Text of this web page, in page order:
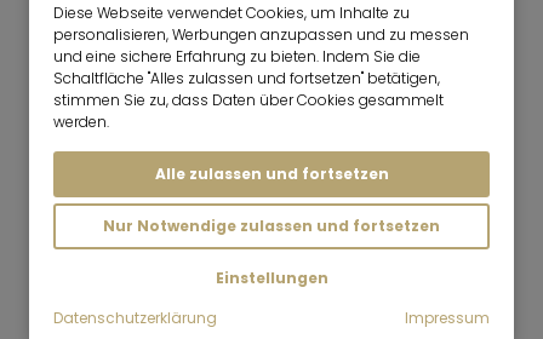
Giulia Fabiani
Consultant | Vermietung
Noch nicht die richtige Wohnung dabei
Unser Vermietungsteam freut sich Ihnen bei
Diese Webseite verwendet Cookies, um Inhalte zu
personalisieren, Werbungen anzupassen und zu messen
und eine sichere Erfahrung zu bieten. Indem Sie die
Schaltfläche "Alles zulassen und fortsetzen" betätigen,
stimmen Sie zu, dass Daten über Cookies gesammelt
werden.
Alle zulassen und fortsetzen
Nur Notwendige zulassen und fortsetzen
Einstellungen
Datenschutzerklärung
Impressum